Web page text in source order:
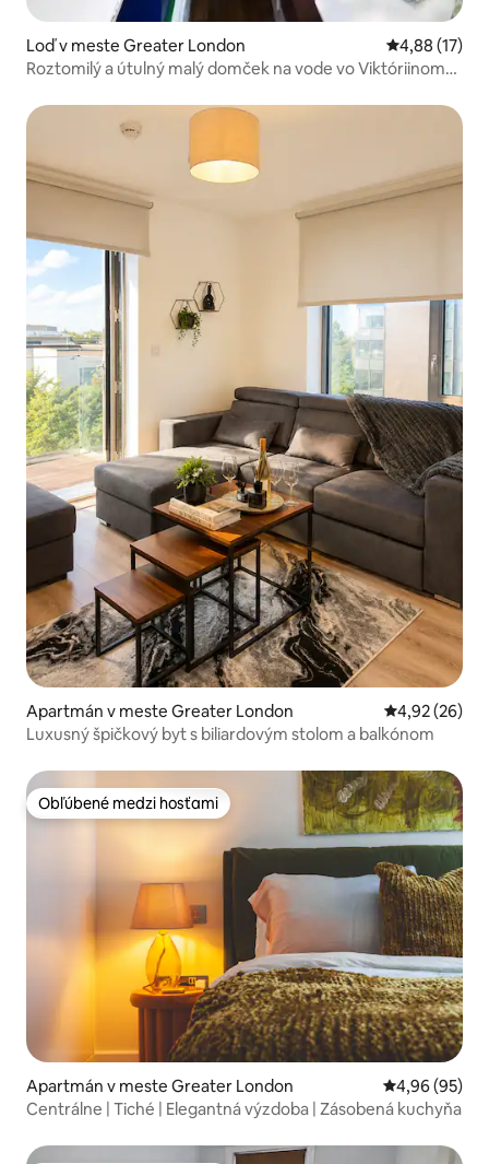
Loď v meste Greater London Priemerné
4,88 (17)
Roztomilý a útulný malý domček na vode vo Viktóriinom
Apartmán v meste Greater London Priemerné
4,92 (26)
Luxusný špičkový byt s biliardovým stolom a balkónom
Obľúbené medzi hosťami
Obľúbené medzi hosťami
Apartmán v meste Greater London Priemerné
4,96 (95)
Centrálne | Tiché | Elegantná výzdoba | Zásobená kuchyňa